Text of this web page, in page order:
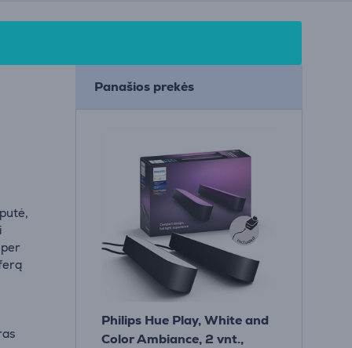
Panašios prekės
Philips Hue Play, White and
Color Ambiance, 2 vnt.,